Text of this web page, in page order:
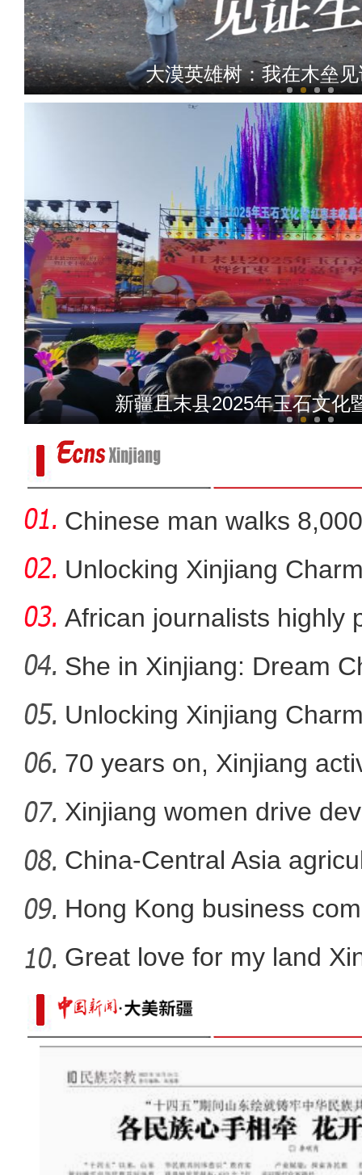
大漠英雄树：我在木垒
新疆哈密羊肉焖饼：鲜
金秋采棉忙 莎车县100
千架无人机炫技乌
新疆且末县2025年玉石文化
Chinese man walks
Ro
Unlocking Xinjiang
African journalists highly
She in Xinjiang: Dream
Unlocking Xinjiang
70 years on, Xinjiang
women
Xinjiang women drive
seven d
China-Central Asia
Hong Kong business
op
Great love for my land